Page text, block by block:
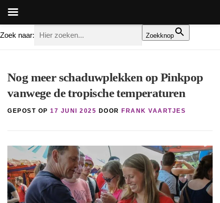
Zoek naar: Zoekknop
inhoud
Nog meer schaduwplekken op Pinkpop
vanwege de tropische temperaturen
GEPOST OP 17 JUNI 2025 DOOR FRANK VAARTJES